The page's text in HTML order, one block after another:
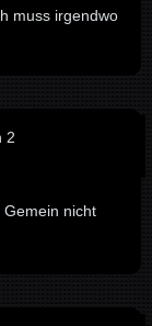
muss irgendwo
2
Gemein nicht